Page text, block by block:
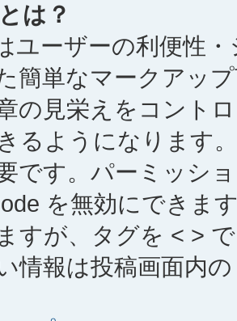
は？
ユーザーの利便性
簡単なマークアッ
の見栄えをコント
るようになります
です。パーミッシ
を無効にできま
すが、タグを < >
情報は投稿画面内